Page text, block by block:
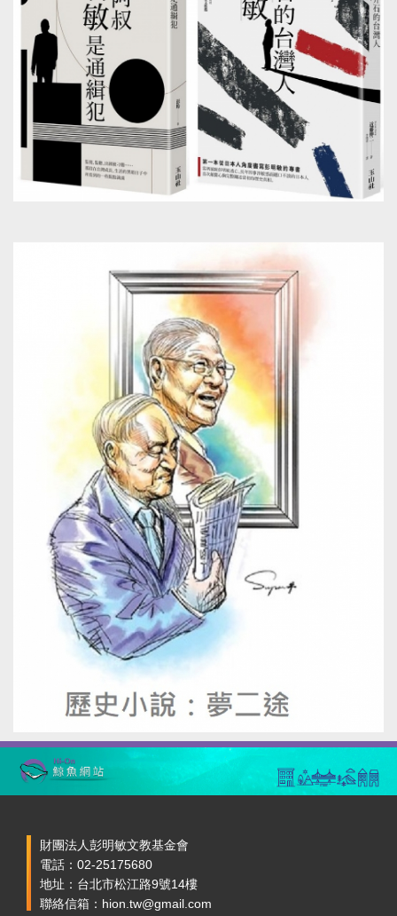
財團法人彭明敏文教基金會
電話：02-25175680
地址：台北市松江路9號14樓
聯絡信箱：hion.tw@gmail.com